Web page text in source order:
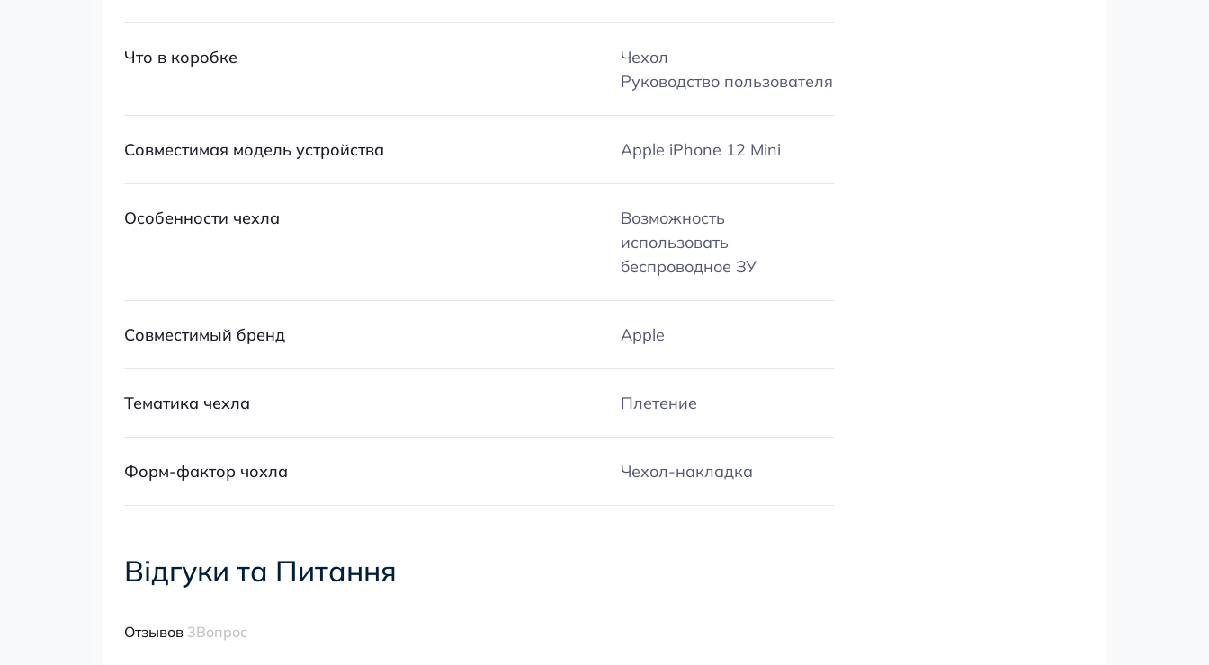
Что в коробке
Чехол
Руководство пользователя
Совместимая модель устройства Apple iPhone 12 Mini
Особенности чехла
Возможность
использовать
беспроводное ЗУ
Совместимый бренд Apple
Тематика чехла Плетение
Форм-фактор чохла Чехол-накладка
Відгуки та Питання
Отзывов 3Вопрос